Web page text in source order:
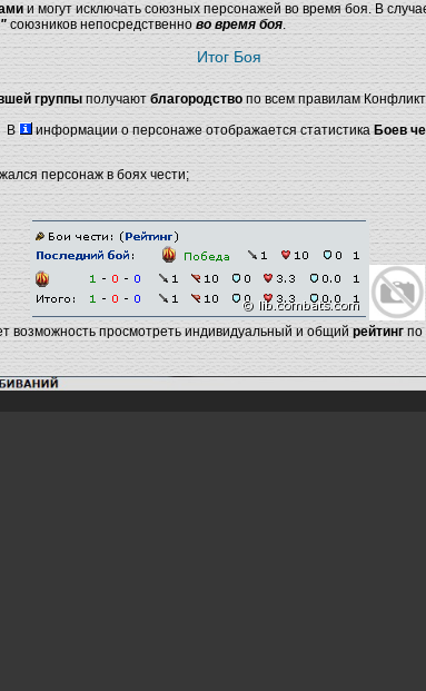
и могут исключать союзных персонажей во время боя. В
союзников непосредственно во время боя.
Итог Боя
группыполучают благородство по всем правилам
В
информации о персонаже отображается статистикаБоев
персонаж в боях чести;
возможность просмотреть индивидуальный и общийрейтинг по